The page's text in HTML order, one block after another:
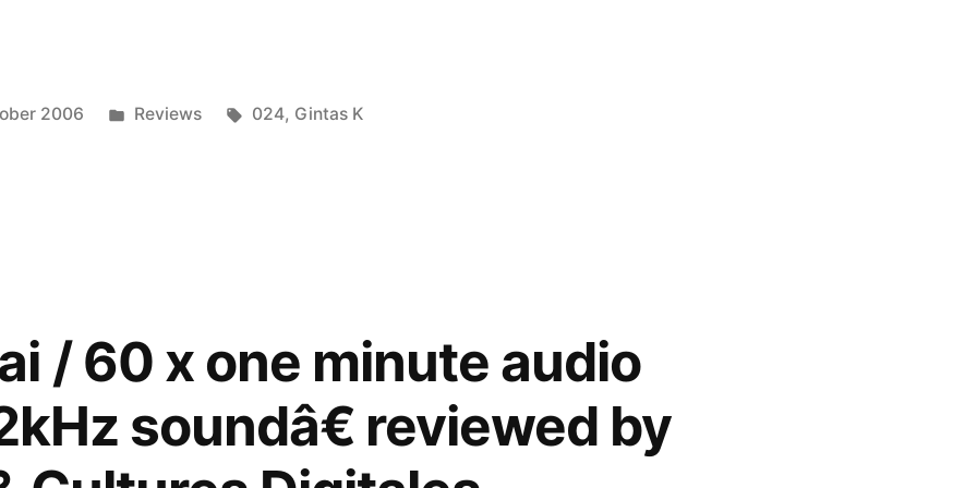
2006
Posted
Reviews Tags:
024, Gintas K
/ 60 x one minute audio
soundâ€ reviewed by